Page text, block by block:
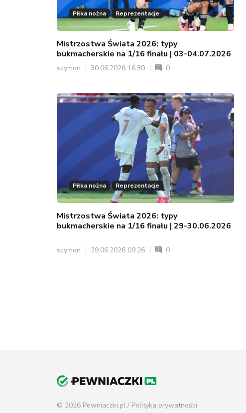
Piłka nożna Reprezentacje
Mistrzostwa Świata 2026: typy
bukmacherskie na 1/16 finału | 03-04.07.2026
szymon 30.06.2026 16:30 0
Piłka nożna Reprezentacje
Mistrzostwa Świata 2026: typy
bukmacherskie na 1/16 finału | 29-30.06.2026
szymon 29.06.2026 09:26 0
© 2026 Pewniaczki.pl / Polityka prywatności